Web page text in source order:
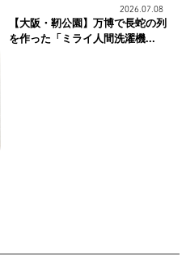
2026.07.08
【大阪・靭公園】万博で長蛇の列
を作った「ミライ人間洗濯機...